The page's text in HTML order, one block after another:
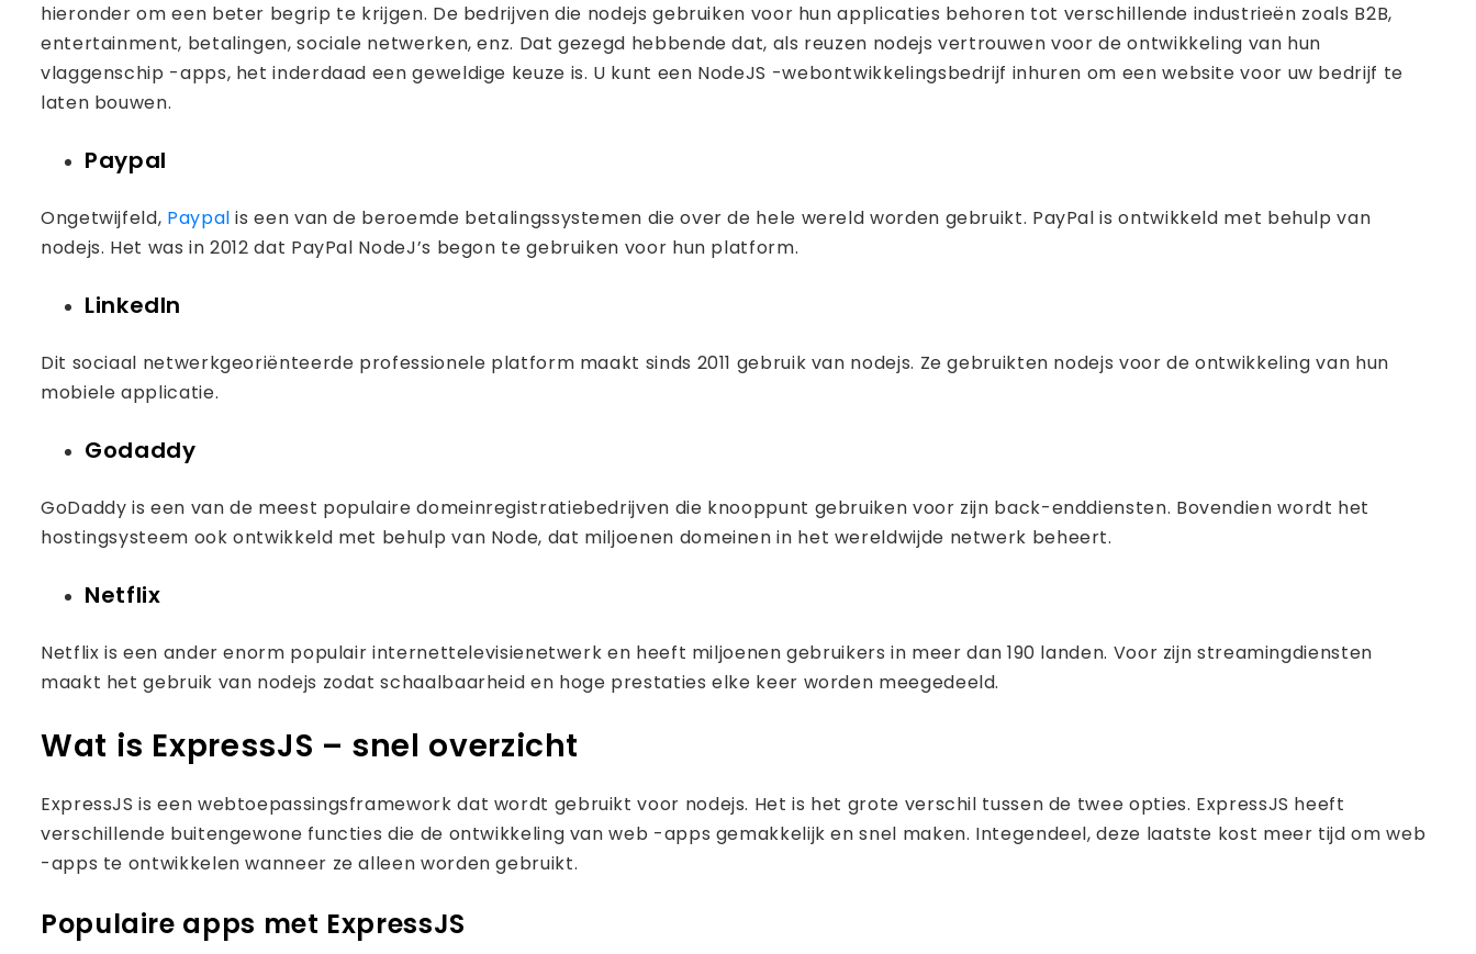
hieronder om een ​​beter begrip te krijgen. De bedrijven die nodejs gebruiken voor hun applicaties behoren tot verschillende industrieën zoals B2B,
entertainment, betalingen, sociale netwerken, enz. Dat gezegd hebbende dat, als reuzen nodejs vertrouwen voor de ontwikkeling van hun
vlaggenschip -apps, het inderdaad een geweldige keuze is. U kunt een NodeJS -webontwikkelingsbedrijf inhuren om een ​​website voor uw bedrijf te
laten bouwen.
Paypal
Ongetwijfeld, Paypalis een van de beroemde betalingssystemen die over de hele wereld worden gebruikt. PayPal is ontwikkeld met behulp van
nodejs. Het was in 2012 dat PayPal NodeJ’s begon te gebruiken voor hun platform.
LinkedIn
Dit sociaal netwerkgeoriënteerde professionele platform maakt sinds 2011 gebruik van nodejs. Ze gebruikten nodejs voor de ontwikkeling van hun
mobiele applicatie.
Godaddy
GoDaddy is een van de meest populaire domeinregistratiebedrijven die knooppunt gebruiken voor zijn back-enddiensten. Bovendien wordt het
hostingsysteem ook ontwikkeld met behulp van Node, dat miljoenen domeinen in het wereldwijde netwerk beheert.
Netflix
Netflix is ​​een ander enorm populair internettelevisienetwerk en heeft miljoenen gebruikers in meer dan 190 landen. Voor zijn streamingdiensten
maakt het gebruik van nodejs zodat schaalbaarheid en hoge prestaties elke keer worden meegedeeld.
Wat is ExpressJS – snel overzicht
ExpressJS is een webtoepassingsframework dat wordt gebruikt voor nodejs. Het is het grote verschil tussen de twee opties. ExpressJS heeft
verschillende buitengewone functies die de ontwikkeling van web -apps gemakkelijk en snel maken. Integendeel, deze laatste kost meer tijd om web
-apps te ontwikkelen wanneer ze alleen worden gebruikt.
Populaire apps met ExpressJS